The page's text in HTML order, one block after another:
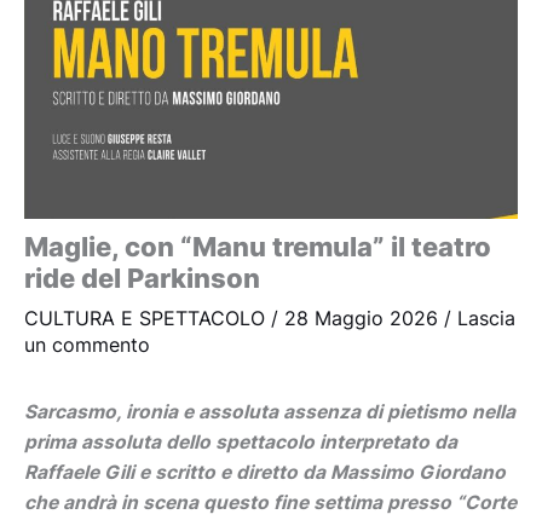
Maglie, con “Manu tremula” il teatro
ride del Parkinson
CULTURA E SPETTACOLO / 28 Maggio 2026 / Lascia
un commento
Sarcasmo, ironia e assoluta assenza di pietismo nella
prima assoluta dello spettacolo interpretato da
Raffaele Gili e scritto e diretto da Massimo Giordano
che andrà in scena questo fine settima presso “Corte